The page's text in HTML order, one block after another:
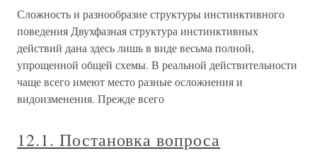
Сложность и разнообразие структуры инстинктивного
поведения Двухфазная структура инстинктивных
действий дана здесь лишь в виде весьма полной,
упрощенной общей схемы. В реальной действительности
чаще всего имеют место разные осложнения и
видоизменения. Прежде всего
12.1. Постановка вопроса